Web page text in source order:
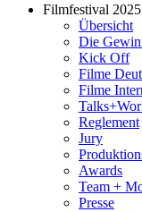
Filmfestival 2025
Übersicht
Die
Kick Off
Filme
Filme
Reglement
Jury
Awards
Team +
Presse